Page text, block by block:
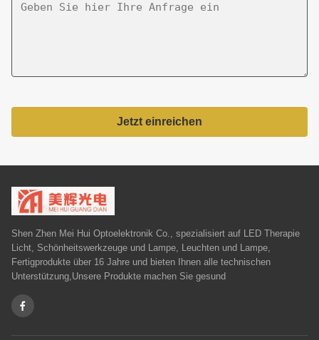
Jetzt einreichen
Shen Zhen Mei Hui Optoelektronik Co., spezialisiert auf LED Therapie
Licht, Schönheitswerkzeuge und Lampe, Leuchten und Lampe,
Fertigprodukte über 16 Jahre und bieten Ihnen alle technischen
Unterstützung,Unsere Produkte machen Sie gesund